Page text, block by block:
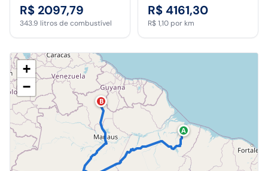
R$ 2097,79
343.9 litros de combustível
R$ 4161,30
R$ 1,10 por km
A
B
+
−